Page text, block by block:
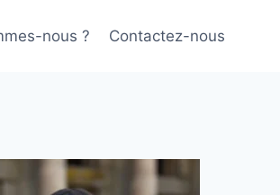
nous ? Contactez-nous